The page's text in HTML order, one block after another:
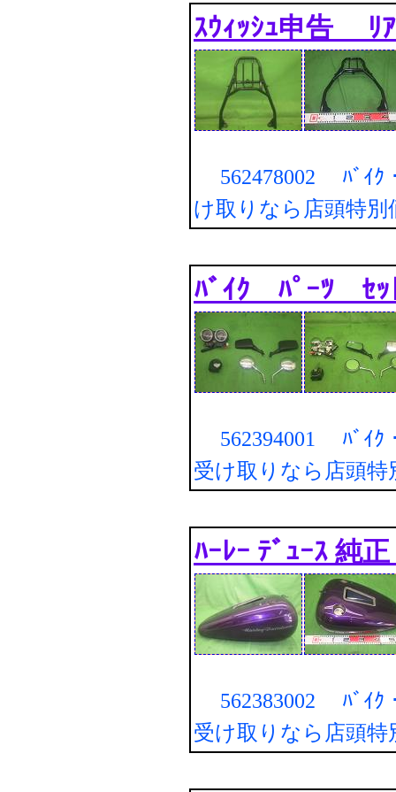
ｽｳｨｯｼｭ申告 ﾘｱ
562478002 ﾊﾞｲｸ
け取りなら店頭特別
ﾊﾞｲｸ ﾊﾟｰﾂ ｾｯ
562394001 ﾊﾞｲｸ
受け取りなら店頭特
ﾊｰﾚｰ ﾃﾞｭｰｽ 純
562383002 ﾊﾞｲｸ
受け取りなら店頭特